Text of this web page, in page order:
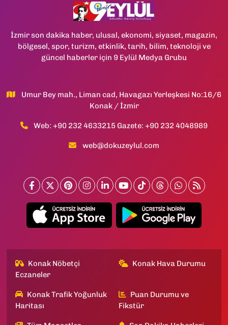
İzmir son dakika haber, ulusal, ekonomi, siyaset, magazin,
bölgesel, spor, turizm, etkinlik, tarih, bilim, teknoloji ve
güncel haberler için 9 Eylül Medya Grubu
Umur Bey mah., Liman cad, Havagazı Yerleşkesi No:16/6
Konak / İzmir
Web: +90 232 4633215 Gazete: +90 232 4048989
web@dokuzeylul.com
Konak Nöbetçi
Eczaneler
Konak Hava Durumu
Konak Trafik Yoğunluk
Haritası
Puan Durumu ve
Fikstür